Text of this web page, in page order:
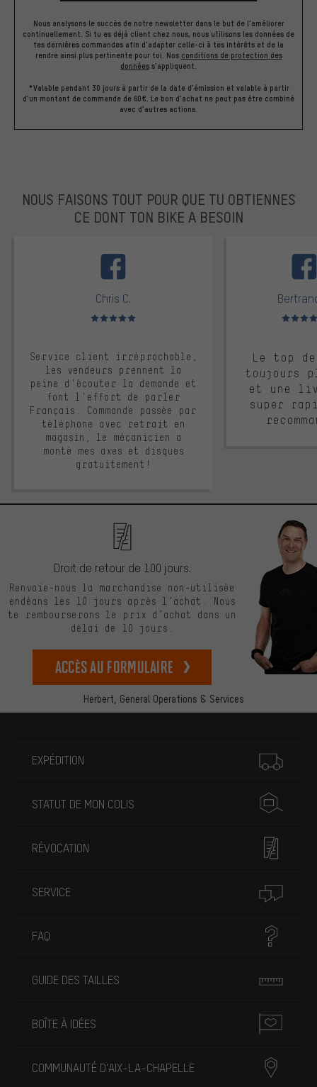
Nous analysons le succès de notre newsletter dans le but de l'améliorer
continuellement. Si tu es déjà client chez nous, nous utilisons les données de
tes dernières commandes afin d'adapter celle-ci à tes intérêts et de la
rendre ainsi plus pertinente pour toi. Nos conditions de protection des
données s'appliquent.
*Valable pendant 30 jours à partir de la date d'émission et valable à partir
d'un montant de commande de 60€. Le bon d'achat ne peut pas être combiné
avec d'autres actions.
NOUS FAISONS TOUT POUR QUE TU OBTIENNES
CE DONT TON BIKE A BESOIN
Chris C.
Note moyenne : 5 sur 5
Service client irréprochable,
les vendeurs prennent la
peine d'écouter la demande et
font l'effort de parler
Français. Commande passée par
téléphone avec retrait en
magasin, le mécanicien a
monté mes axes et disques
gratuitement!
Note
Le top
toujours
et une
super
Herbert, General Operations & Services
Droit de retour de 100 jours.
Renvoie-nous la marchandise non-utilisée
endéans les 10 jours après l’achat. Nous
te rembourserons le prix d’achat dans un
délai de 10 jours.
Accès au formulaire
EXPÉDITION
STATUT DE MON COLIS
RÉVOCATION
SERVICE
FAQ
GUIDE DES TAILLES
BOÎTE À IDÉES
COMMUNAUTÉ D'AIX-LA-CHAPELLE